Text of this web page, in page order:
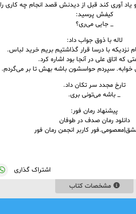
یاد آوری کند قبل از دیدنش قصد انجام چه کاری
کیفش پرسید:
_ جایی می‌ری؟
لاله با ذوق جواب داد:
نزدیکه با درسا قرار گذاشتیم بریم خرید لباس.
که اتاق علی در آنجا بود اشاره کرد.
خوابه. سپردم حواسشون باشه بهش تا بر می‌گردم.
تارخ مجدد سر تکان داد.
_ باشه می‌تونی بری.
پیشنهاد رمان فور:
دانلود رمان صدف در طوفان
کاربر انجمن رمان فور
اشتراک گذاری
مشخصات کتاب